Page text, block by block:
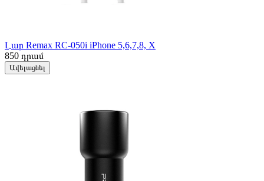
Լար Remax RC-050i iPhone 5,6,7,8, X
850 դրամ
Ավելացնել